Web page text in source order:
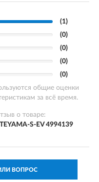
(1)
(0)
(0)
(0)
(0)
общие оценки
за всё время.
о товаре:
S-EV 4994139
ВОПРОС